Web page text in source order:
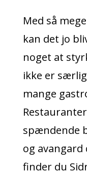
Med så
kan det jo
noget at
ikke er
mange
spændende
og avangard
finder du